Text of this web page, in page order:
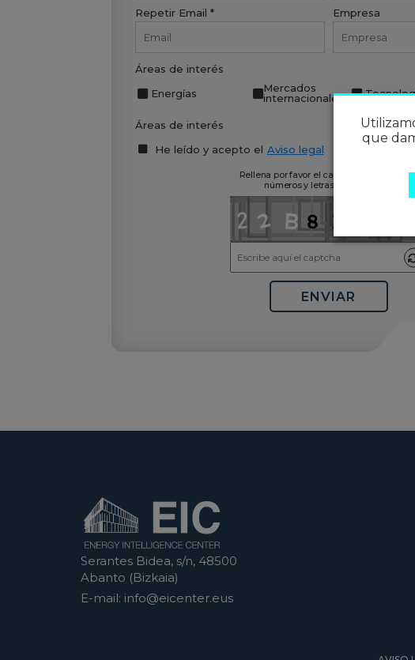
Repetir Email * Empresa
Áreas de interés
Energías
Mercados
internacionales
Áreas de interés
He leído y acepto el Aviso legal
Rellena por favor el captcha, introduce
números y letras de la imagen
Serantes Bidea, s/n, 48500
Abanto (Bizkaia)
E-mail: info@eicenter.eus
que